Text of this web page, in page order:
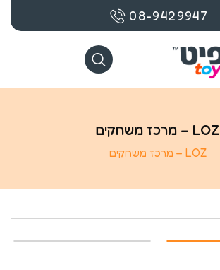
08-9429947
LOZ – מרכז משחקים
LOZ – מרכז משחקים